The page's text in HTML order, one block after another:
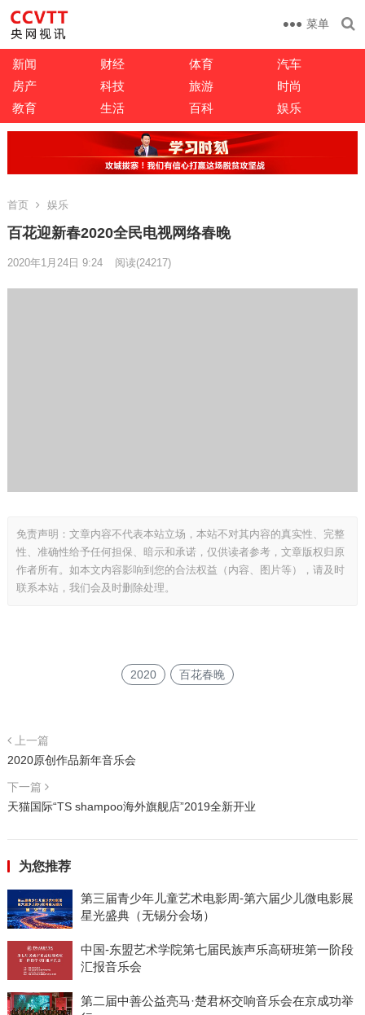
菜单
新闻 财经 体育
汽车
房产
科技 旅游
时尚
教育
生活 百科 娱乐
首页 娱乐
百花迎新春2020全民电视网络春晚
2020年1月24日 9:24 阅读(24217)
免责声明：文章内容不代表本站立场，本站不对其内容的真实性、完整
性、准确性给予任何担保、暗示和承诺，仅供读者参考，文章版权归原
作者所有。如本文内容影响到您的合法权益（内容、图片等），请及时
联系本站，我们会及时删除处理。
2020 百花春晚
上一篇
2020原创作品新年音乐会
下一篇
天猫国际“TS shampoo海外旗舰店”2019全新开业
为您推荐
第三届青少年儿童艺术电影周-第六届少儿微电影展
星光盛典（无锡分会场）
中国-东盟艺术学院第七届民族声乐高研班第一阶段
汇报音乐会
第二届中善公益亮马·楚君杯交响音乐会在京成功举